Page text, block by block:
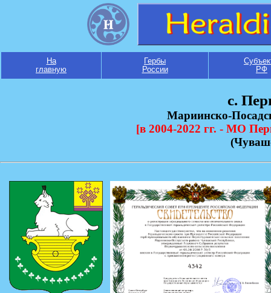
На
главную
Гербы
России
РФ
с.
Мариинско-
[в 2004-2022 гг. - МО